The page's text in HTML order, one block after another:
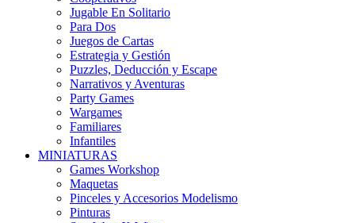
Jugable En Solitario
Para Dos
Juegos de Cartas
Estrategia y Gestión
Puzzles, Deducción y Escape
Narrativos y Aventuras
Party Games
Wargames
Familiares
Infantiles
MINIATURAS
Games Workshop
Maquetas
Pinceles y Accesorios Modelismo
Pinturas